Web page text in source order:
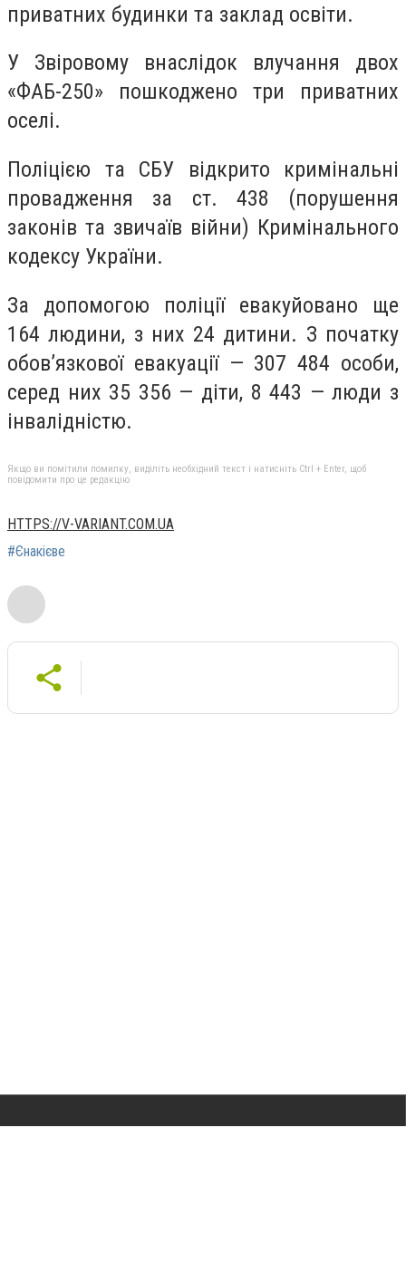
приватних будинки та заклад освіти.
У Звіровому внаслідок влучання двох
«ФАБ-250» пошкоджено три приватних
оселі.
Поліцією та СБУ відкрито кримінальні
провадження за ст. 438 (порушення
законів та звичаїв війни) Кримінального
кодексу України.
За допомогою поліції евакуйовано ще
164 людини, з них 24 дитини. З початку
обов’язкової евакуації — 307 484 особи,
серед них 35 356 — діти, 8 443 — люди з
інвалідністю.
Якщо ви помітили помилку, виділіть необхідний текст і натисніть Ctrl + Enter, щоб
повідомити про це редакцію
HTTPS://V-VARIANT.COM.UA
#Єнакієве